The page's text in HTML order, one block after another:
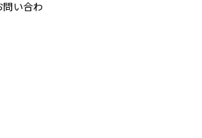
問い合わ